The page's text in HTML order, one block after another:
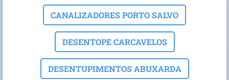
CANALIZADORES PORTO SALVO
DESENTOPE CARCAVELOS
DESENTUPIMENTOS ABUXARDA